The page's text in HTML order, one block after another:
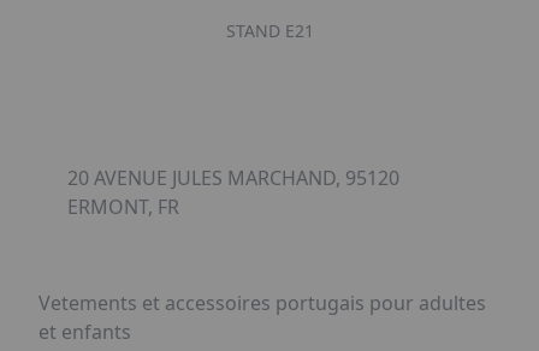
STAND E21
20 AVENUE JULES MARCHAND, 95120
ERMONT, FR
Vetements et accessoires portugais pour adultes
et enfants